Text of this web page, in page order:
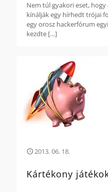
Nem túl gyakori eset,
kínálják egy hírhedt trójai
egy orosz hackerfórum
kezdte […]
2013. 06. 18.
Kártékony